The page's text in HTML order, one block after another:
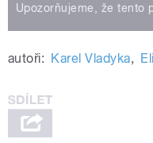
Upozorňujeme, že tento
autoři: Karel Vladyka,